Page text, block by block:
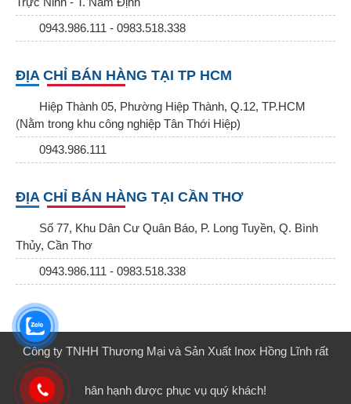
0943.986.111 - 0983.518.338
ĐỊA CHỈ BÁN HÀNG TẠI TP HCM
Hiệp Thành 05, Phường Hiệp Thành, Q.12, TP.HCM
(Nằm trong khu công nghiệp Tân Thới Hiệp)
0943.986.111
ĐỊA CHỈ BÁN HÀNG TẠI CẦN THƠ
Số 77, Khu Dân Cư Quân Báo, P. Long Tuyền, Q. Bình
Thủy, Cần Thơ
0943.986.111 - 0983.518.338
Công ty TNHH Thương Mại và Sản Xuất Inox Hồng Lĩnh rất
hân hạnh được phục vụ quý khách!